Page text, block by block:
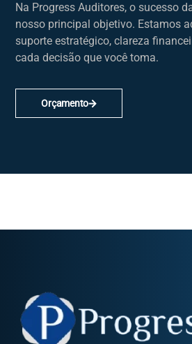
Na Progress Auditores, o sucesso
nosso principal objetivo. Estamos
suporte estratégico, clareza
cada decisão que você toma.
Orçamento